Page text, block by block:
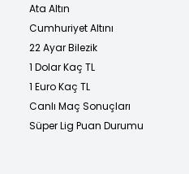
Ata Altın
Cumhuriyet Altını
22 Ayar Bilezik
1 Dolar Kaç TL
1 Euro Kaç TL
Canlı Maç Sonuçları
Süper Lig Puan Durumu